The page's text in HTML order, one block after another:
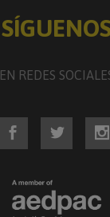
EN REDES